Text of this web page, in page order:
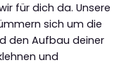
für dich da. Unsere
sich um die
den Aufbau deiner
und